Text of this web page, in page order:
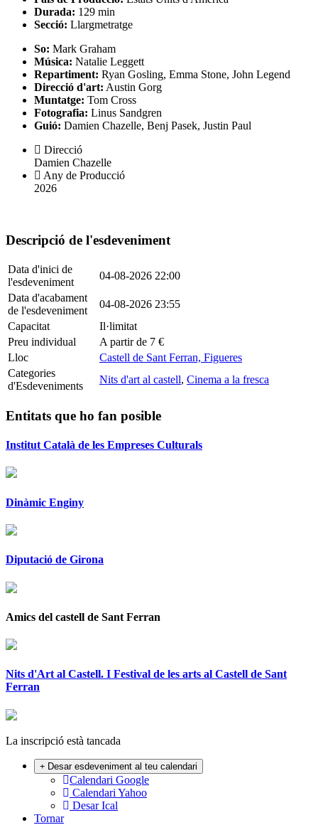
Durada: 129 min
Secció: Llargmetratge
So: Mark Graham
Música: Natalie Leggett
Repartiment: Ryan Gosling, Emma Stone, John Legend
Direcció d'art: Austin Gorg
Muntatge: Tom Cross
Fotografia: Linus Sandgren
Guió: Damien Chazelle, Benj Pasek, Justin Paul
Direcció
Damien Chazelle
Any de Producció
2026
Descripció de l'esdeveniment
Data d'inici de
l'esdeveniment
04-08-2026 22:00
Data d'acabament
de l'esdeveniment
04-08-2026 23:55
Capacitat
Il·limitat
Preu individual
A partir de 7 €
Lloc
Castell de Sant Ferran, Figueres
Categories
d'Esdeveniments
Nits d'art al castell, Cinema a la fresca
Entitats que ho fan posible
Institut Català de les Empreses Culturals
Dinàmic Enginy
Diputació de Girona
Amics del castell de Sant Ferran
Nits d'Art al Castell. I Festival de les arts al Castell de Sant
Ferran
La inscripció està tancada
Desar esdeveniment al teu calendari
Calendari Google
Calendari Yahoo
Desar Ical
Tornar